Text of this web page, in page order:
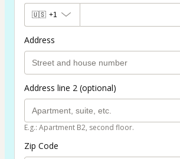
🇺🇸 +1
Address
Address line 2 (optional)
E.g.: Apartment B2, second floor.
Zip Code